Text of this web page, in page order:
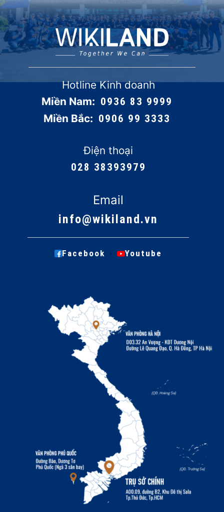
Hotline Kinh doanh
Miền Nam: 0936 83 9999
Miền Bắc: 0906 99 3333
Điện thoại
028 38393979
Email
info@wikiland.vn
Facebook · Youtube